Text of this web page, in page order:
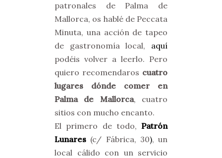
patronales de Palma de
Mallorca, os hablé de Peccata
Minuta, una acción de tapeo
de gastronomía local, aquí
podéis volver a leerlo. Pero
quiero recomendaros cuatro
lugares dónde comer en
Palma de Mallorca, cuatro
sitios con mucho encanto.
El primero de todo, Patrón
Lunares (c/ Fábrica, 30), un
local cálido con un servicio